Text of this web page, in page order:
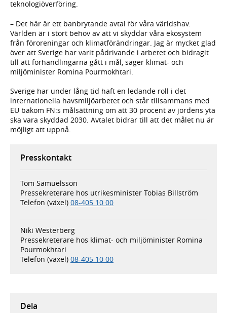
teknologiöverföring.
– Det här är ett banbrytande avtal för våra världshav.
Världen är i stort behov av att vi skyddar våra ekosystem
från föroreningar och klimatförändringar. Jag är mycket glad
över att Sverige har varit pådrivande i arbetet och bidragit
till att förhandlingarna gått i mål, säger klimat- och
miljöminister Romina Pourmokhtari.
Sverige har under lång tid haft en ledande roll i det
internationella havsmiljöarbetet och står tillsammans med
EU bakom FN:s målsättning om att 30 procent av jordens yta
ska vara skyddad 2030. Avtalet bidrar till att det målet nu är
möjligt att uppnå.
Presskontakt
Tom Samuelsson
Pressekreterare hos utrikesminister Tobias Billström
Telefon (växel) 08-405 10 00
Niki Westerberg
Pressekreterare hos klimat- och miljöminister Romina
Pourmokhtari
Telefon (växel) 08-405 10 00
Dela